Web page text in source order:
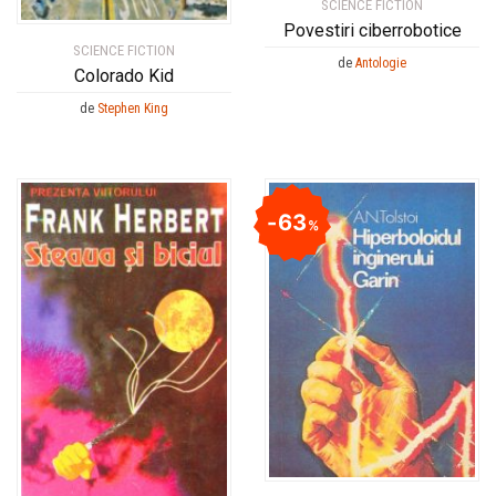
SCIENCE FICTION
Colorado Kid
de Stephen King
SCIENCE FICTION
Povestiri ciberrobotice
de Antologie
63%